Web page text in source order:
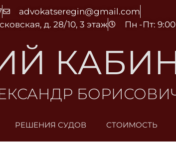
advokatseregin@gmail.com
д. 28/10, 3 этаж
Пн -Пт: 9:00
РЕШЕНИЯ СУДОВ СТОИМОСТЬ